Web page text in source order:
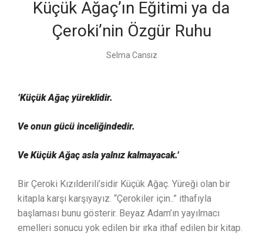
Küçük Ağaç’ın Eğitimi ya da
Çeroki’nin Özgür Ruhu
Selma Cansız
‘Küçük Ağaç yüreklidir.
Ve onun gücü inceliğindedir.
Ve Küçük Ağaç asla yalnız kalmayacak.’
Bir Çeroki Kızılderili’sidir Küçük Ağaç. Yüreği olan bir
kitapla karşı karşıyayız. “Çerokiler için..” ithafıyla
başlaması bunu gösterir. Beyaz Adam’ın yayılmacı
emelleri sonucu yok edilen bir ırka ithaf edilen bir kitap.